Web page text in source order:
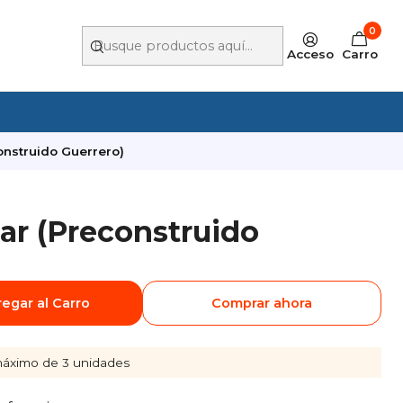
Acceso
0
Carro
Guerrero)
(Preconstruido
al Carro Comprar ahora
de 3 unidades